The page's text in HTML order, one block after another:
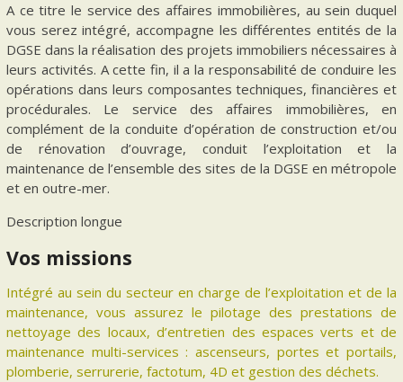
A ce titre le service des affaires immobilières, au sein duquel
vous serez intégré, accompagne les différentes entités de la
DGSE dans la réalisation des projets immobiliers nécessaires à
leurs activités. A cette fin, il a la responsabilité de conduire les
opérations dans leurs composantes techniques, financières et
procédurales. Le service des affaires immobilières, en
complément de la conduite d’opération de construction et/ou
de rénovation d’ouvrage, conduit l’exploitation et la
maintenance de l’ensemble des sites de la DGSE en métropole
et en outre-mer.
Description longue
Vos missions
Intégré au sein du secteur en charge de l’exploitation et de la
maintenance, vous assurez le pilotage des prestations de
nettoyage des locaux, d’entretien des espaces verts et de
maintenance multi-services : ascenseurs, portes et portails,
plomberie, serrurerie, factotum, 4D et gestion des déchets.